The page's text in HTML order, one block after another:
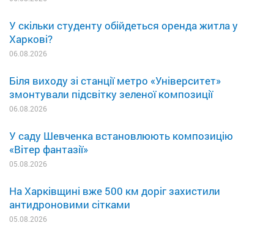
У скільки студенту обійдеться оренда житла у
Харкові?
06.08.2026
Біля виходу зі станції метро «Університет»
змонтували підсвітку зеленої композиції
06.08.2026
У саду Шевченка встановлюють композицію
«Вітер фантазії»
05.08.2026
На Харківщині вже 500 км доріг захистили
антидроновими сітками
05.08.2026